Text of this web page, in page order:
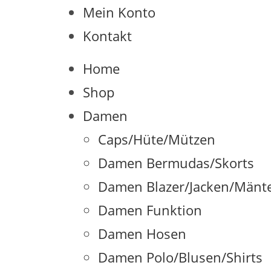
Mein Konto
Kontakt
Home
Shop
Damen
Caps/Hüte/Mützen
Damen Bermudas/Skorts
Damen Blazer/Jacken/
Damen Funktion
Damen Hosen
Damen Polo/Blusen/Shirts